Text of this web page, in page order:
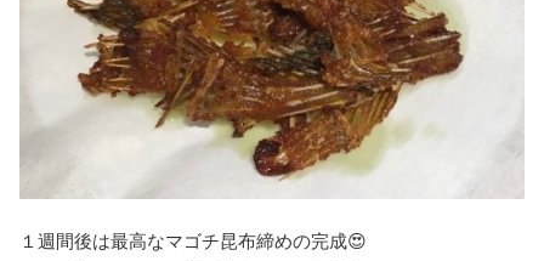
１週間後は最高なマゴチ昆布締めの完成😍